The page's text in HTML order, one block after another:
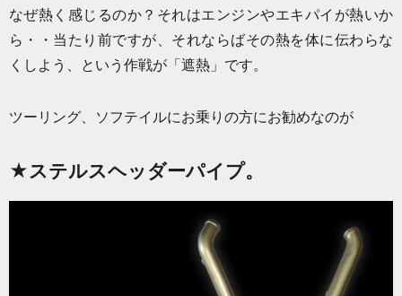
なぜ熱く感じるのか？それはエンジンやエキパイが熱いか
ら・・当たり前ですが、それならばその熱を体に伝わらな
くしよう、という作戦が「遮熱」です。
ツーリング、ソフテイルにお乗りの方にお勧めなのが
★ステルスヘッダーパイプ。